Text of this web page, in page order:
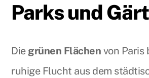
Parks und
Die grünen Flächen von Paris
ruhige Flucht aus dem